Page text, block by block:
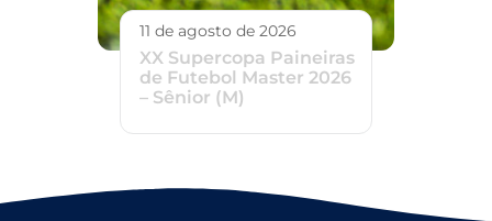
11 de agosto de 2026
XX Supercopa Paineiras
de Futebol Master 2026
– Sênior (M)